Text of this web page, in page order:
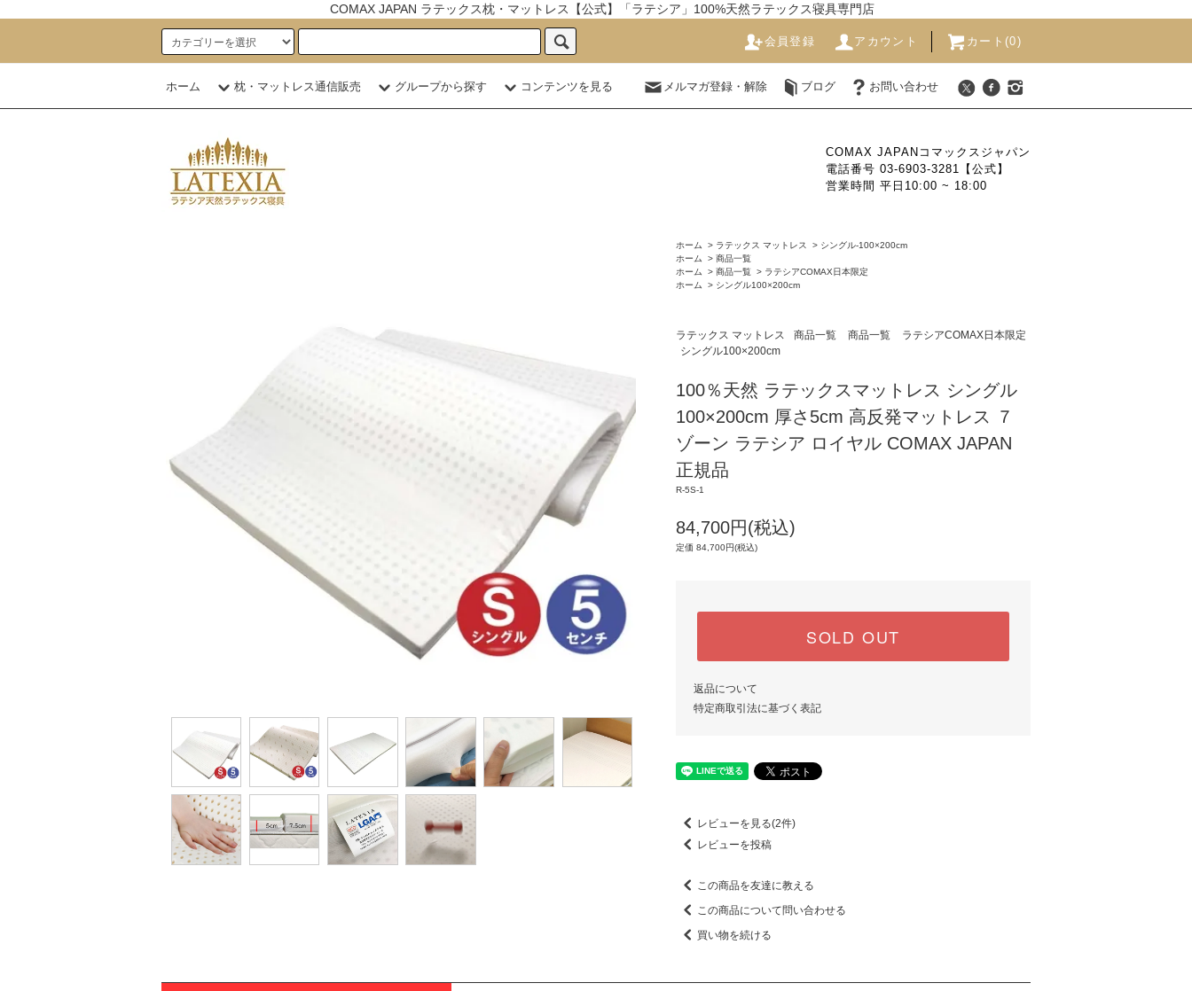
COMAX JAPAN ラテックス枕・マットレス【公式】「ラテシア」100%天然ラテックス寝具専門店
会員登録 アカウント カート(0)
ホーム 枕・マットレス通信販売 グループから探す コンテンツを見る メルマガ登録・解除 ブログ お問い合わせ
COMAX JAPANコマックスジャパン
電話番号 03-6903-3281【公式】
営業時間 平日10:00 ~ 18:00
ホーム > ラテックス マットレス > シングル-100×200cm
ホーム
> 商品一覧
ホーム
> 商品一覧 > ラテシアCOMAX日本限定
ホーム
> シングル100×200cm
ラテックス マットレス 商品一覧 商品一覧
ラテシアCOMAX日本限定
シングル100×200cm
100％天然 ラテックスマットレス シングル
100×200cm 厚さ5cm 高反発マットレス ７
ゾーン ラテシア ロイヤル COMAX JAPAN
正規品
R-5S-1
84,700円(税込)
定価 84,700円(税込)
SOLD OUT
返品について
特定商取引法に基づく表記
レビューを見る(2件)
レビューを投稿
この商品を友達に教える
この商品について問い合わせる
買い物を続ける